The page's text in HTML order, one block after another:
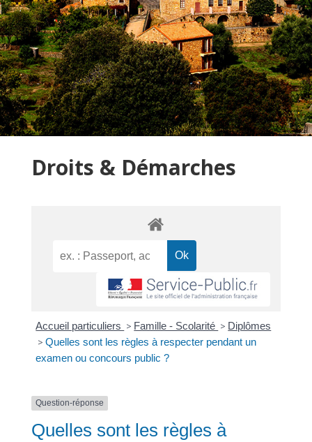
Droits & Démarches
Accueil particuliers > Famille - Scolarité > Diplômes
> Quelles sont les règles à respecter pendant un
examen ou concours public ?
Question-réponse
Quelles sont les règles à